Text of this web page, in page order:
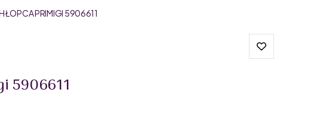
PRIMIGI 5906611
5906611